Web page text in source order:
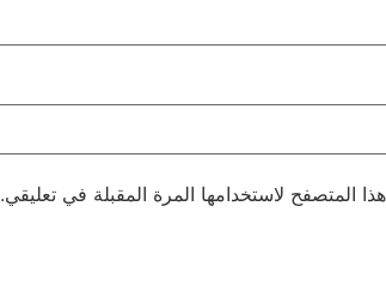
المتصفح لاستخدامها المرة المقبلة في تعليقي.